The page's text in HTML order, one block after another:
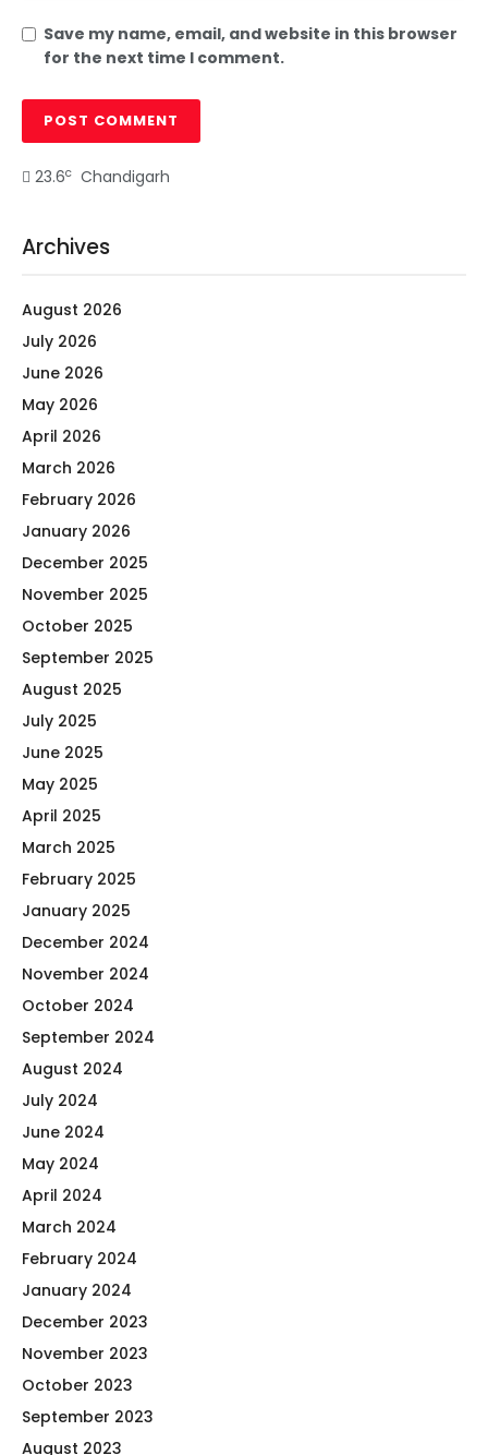
Save my name, email, and website in this browser
for the next time I comment.
23.6c Chandigarh
Archives
August 2026
July 2026
June 2026
May 2026
April 2026
March 2026
February 2026
January 2026
December 2025
November 2025
October 2025
September 2025
August 2025
July 2025
June 2025
May 2025
April 2025
March 2025
February 2025
January 2025
December 2024
November 2024
October 2024
September 2024
August 2024
July 2024
June 2024
May 2024
April 2024
March 2024
February 2024
January 2024
December 2023
November 2023
October 2023
September 2023
August 2023